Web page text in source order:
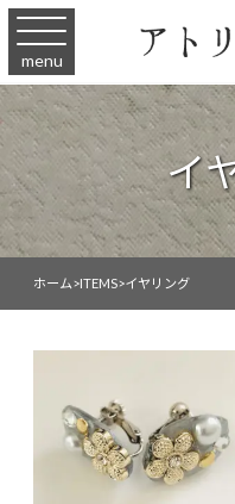
menu
イ
ホーム>ITEMS>イヤリング